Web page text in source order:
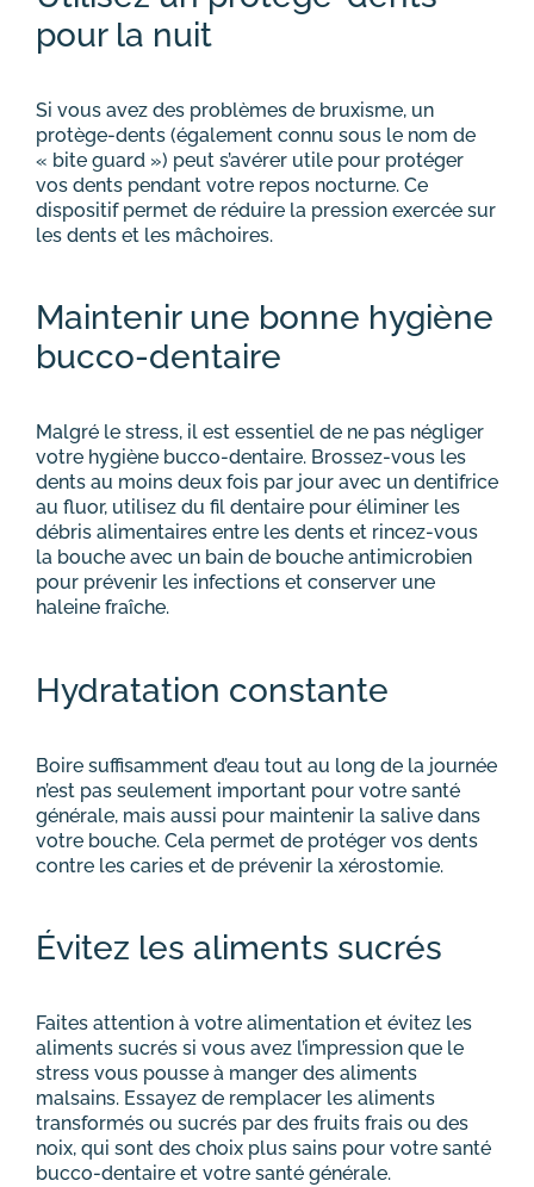
pour la nuit
Si vous avez des problèmes de bruxisme, un
protège-dents (également connu sous le nom de
« bite guard ») peut s’avérer utile pour protéger
vos dents pendant votre repos nocturne. Ce
dispositif permet de réduire la pression exercée sur
les dents et les mâchoires.
Maintenir une bonne hygiène
bucco-dentaire
Malgré le stress, il est essentiel de ne pas négliger
votre hygiène bucco-dentaire. Brossez-vous les
dents au moins deux fois par jour avec un dentifrice
au fluor, utilisez du fil dentaire pour éliminer les
débris alimentaires entre les dents et rincez-vous
la bouche avec un bain de bouche antimicrobien
pour prévenir les infections et conserver une
haleine fraîche.
Hydratation constante
Boire suffisamment d’eau tout au long de la journée
n’est pas seulement important pour votre santé
générale, mais aussi pour maintenir la salive dans
votre bouche. Cela permet de protéger vos dents
contre les caries et de prévenir la xérostomie.
Évitez les aliments sucrés
Faites attention à votre alimentation et évitez les
aliments sucrés si vous avez l’impression que le
stress vous pousse à manger des aliments
malsains. Essayez de remplacer les aliments
transformés ou sucrés par des fruits frais ou des
noix, qui sont des choix plus sains pour votre santé
bucco-dentaire et votre santé générale.